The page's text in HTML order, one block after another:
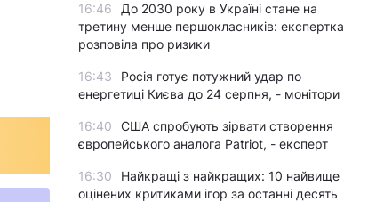
16:46
До 2030 року в Україні стане на
третину менше першокласників: експертка
розповіла про ризики
16:43
Росія готує потужний удар по
енергетиці Києва до 24 серпня, - монітори
16:40
США спробують зірвати створення
європейського аналога Patriot, - експерт
16:30
Найкращі з найкращих: 10 найвище
оцінених критиками ігор за останні десять